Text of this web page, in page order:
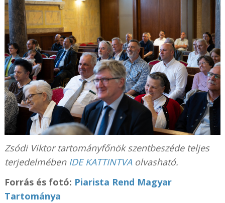
Zsódi Viktor tartományfőnök szentbeszéde teljes
terjedelmében IDE KATTINTVA olvasható.
Forrás és fotó: Piarista Rend Magyar
Tartománya